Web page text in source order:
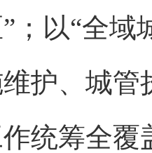
；以“全域
护、城
统筹全覆